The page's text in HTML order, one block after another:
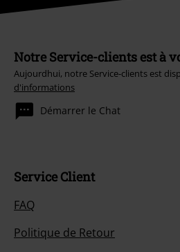
Notre Service-clients est à
Aujourdhui, notre Service-clients est
d'informations
Démarrer le Chat
Service Client
FAQ
Politique de Retour